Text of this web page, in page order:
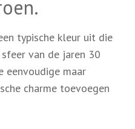
typische kleur uit die
van de jaren 30
maar
charme toevoegen